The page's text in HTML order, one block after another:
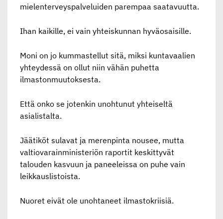
mielenterveyspalveluiden parempaa saatavuutta.
Ihan kaikille, ei vain yhteiskunnan hyväosaisille.
Moni on jo kummastellut sitä, miksi kuntavaalien
yhteydessä on ollut niin vähän puhetta
ilmastonmuutoksesta.
Että onko se jotenkin unohtunut yhteiseltä
asialistalta.
Jäätiköt sulavat ja merenpinta nousee, mutta
valtiovarainministeriön raportit keskittyvät
talouden kasvuun ja paneeleissa on puhe vain
leikkauslistoista.
Nuoret eivät ole unohtaneet ilmastokriisiä.